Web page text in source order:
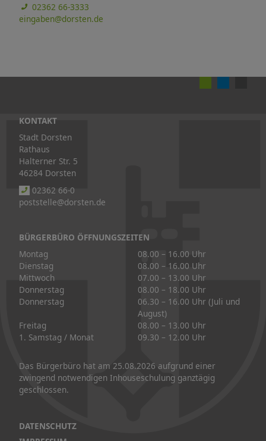
02362 66-3333
eingaben@dorsten.de
KONTAKT
Stadt Dorsten
Rathaus
Halterner Str. 5
46284 Dorsten
02362 66-0
poststelle@dorsten.de
BÜRGERBÜRO ÖFFNUNGSZEITEN
Montag
08.00 – 16.00 Uhr
Dienstag
08.00 – 16.00 Uhr
Mittwoch
07.00 – 13.00 Uhr
Donnerstag
08.00 – 18.00 Uhr
Donnerstag
06.30 – 16.00 Uhr (Juli und
August)
Freitag
08.00 – 13.00 Uhr
1. Samstag / Monat
09.30 – 12.00 Uhr
Das Bürgerbüro hat am 25.08.2026 aufgrund einer
zwingend notwendigen Inhouseschulung ganztägig
geschlossen.
DATENSCHUTZ